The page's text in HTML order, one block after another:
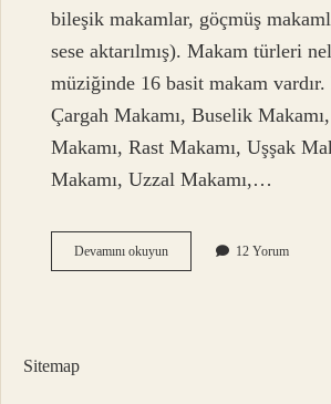
bileşik makamlar, göçmüş
sese aktarılmış). Makam türleri
müziğinde 16 basit makam
Çargah Makamı, Buselik
Makamı, Rast Makamı, Uşşak
Makamı, Uzzal Makamı,…
Devamını okuyunMakam
Nedir
12 Yorum
Sitemap